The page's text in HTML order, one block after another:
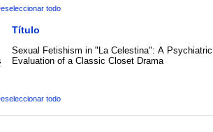
todo
Título
Sexual Fetishism in "La Celestina": A Psychiatric
Evaluation of a Classic Closet Drama
todo